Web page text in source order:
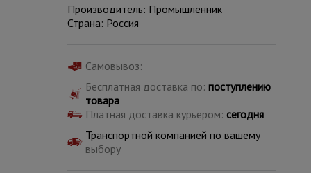
Производитель: Промышленник
Страна: Россия
Самовывоз:
Бесплатная доставка по: поступлению
товара
Платная доставка курьером: сегодня
Транспортной компанией по вашему
выбору